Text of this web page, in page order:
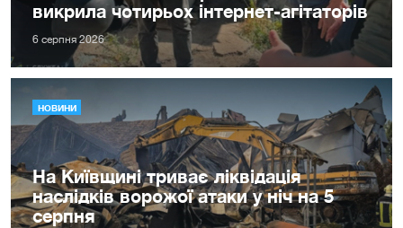
викрила чотирьох інтернет-агітаторів
6 серпня 2026
НОВИНИ
На Київщині триває ліквідація
наслідків ворожої атаки у ніч на 5
серпня